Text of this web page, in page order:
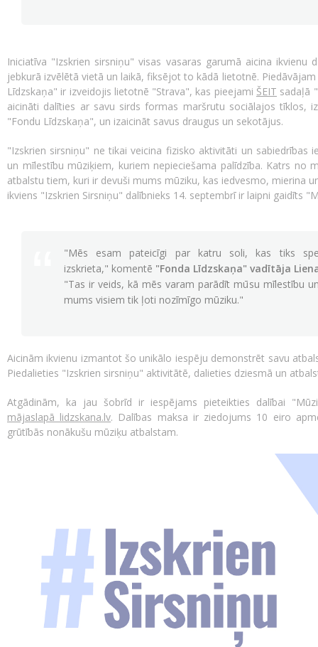
Iniciatīva "Izskrien sirsniņu" visas vasaras garumā aicina
jebkurā izvēlētā vietā un laikā, fiksējot to kādā lietotnē.
Līdzskaņa" ir izveidojis lietotnē "Strava", kas pieejami ŠEIT sadaļā
aicināti dalīties ar savu sirds formas maršrutu sociālajos tīklos,
"Fondu Līdzskaņa", un izaicināt savus draugus un sekotājus.
"Izskrien sirsniņu" ne tikai veicina fizisko aktivitāti un sabiedrības
un mīlestību mūziķiem, kuriem nepieciešama palīdzība. Katrs no
atbalstu tiem, kuri ir devuši mums mūziku, kas iedvesmo, mierina
ikviens "Izskrien Sirsniņu" dalībnieks 14. septembrī ir laipni gaidīts
"Mēs esam pateicīgi par katru soli, kas tiks
izskrieta," komentē "Fonda Līdzskaņa" vadītāja
"Tas ir veids, kā mēs varam parādīt mūsu mīlestību
mums visiem tik ļoti nozīmīgo mūziku."
Aicinām ikvienu izmantot šo unikālo iespēju demonstrēt savu
Piedalieties "Izskrien sirsniņu" aktivitātē, dalieties dziesmā un
Atgādinām, ka jau šobrīd ir iespējams pieteikties dalībai
mājaslapā lidzskana.lv. Dalības maksa ir ziedojums 10 eiro
grūtībās nonākušu mūziķu atbalstam.